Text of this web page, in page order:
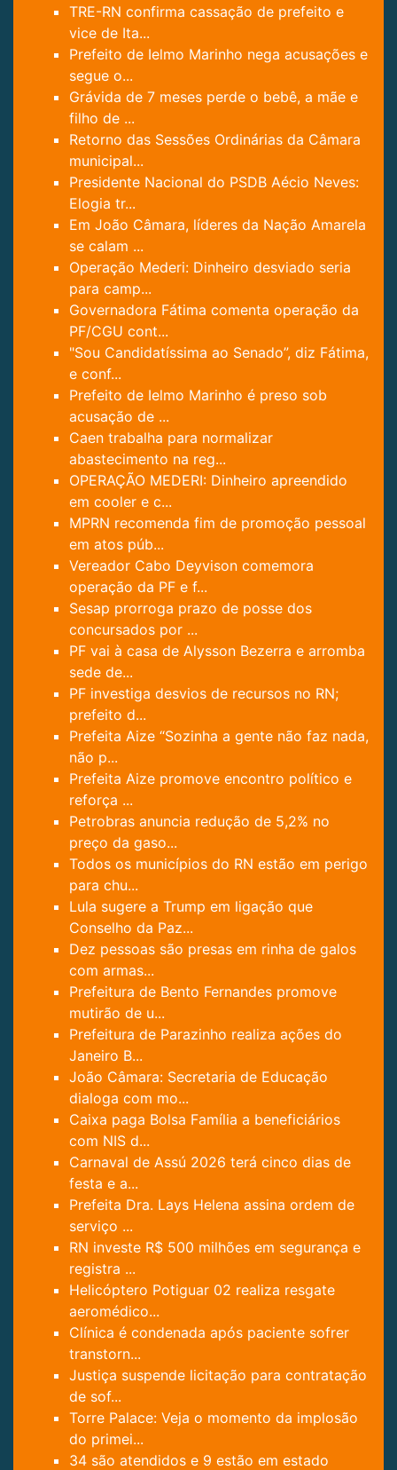
TRE-RN confirma cassação de prefeito e
vice de Ita...
Prefeito de Ielmo Marinho nega acusações e
segue o...
Grávida de 7 meses perde o bebê, a mãe e
filho de ...
Retorno das Sessões Ordinárias da Câmara
municipal...
Presidente Nacional do PSDB Aécio Neves:
Elogia tr...
Em João Câmara, líderes da Nação Amarela
se calam ...
Operação Mederi: Dinheiro desviado seria
para camp...
Governadora Fátima comenta operação da
PF/CGU cont...
"Sou Candidatíssima ao Senado”, diz Fátima,
e conf...
Prefeito de Ielmo Marinho é preso sob
acusação de ...
Caen trabalha para normalizar
abastecimento na reg...
OPERAÇÃO MEDERI: Dinheiro apreendido
em cooler e c...
MPRN recomenda fim de promoção pessoal
em atos púb...
Vereador Cabo Deyvison comemora
operação da PF e f...
Sesap prorroga prazo de posse dos
concursados por ...
PF vai à casa de Alysson Bezerra e arromba
sede de...
PF investiga desvios de recursos no RN;
prefeito d...
Prefeita Aize “Sozinha a gente não faz nada,
não p...
Prefeita Aize promove encontro político e
reforça ...
Petrobras anuncia redução de 5,2% no
preço da gaso...
Todos os municípios do RN estão em perigo
para chu...
Lula sugere a Trump em ligação que
Conselho da Paz...
Dez pessoas são presas em rinha de galos
com armas...
Prefeitura de Bento Fernandes promove
mutirão de u...
Prefeitura de Parazinho realiza ações do
Janeiro B...
João Câmara: Secretaria de Educação
dialoga com mo...
Caixa paga Bolsa Família a beneficiários
com NIS d...
Carnaval de Assú 2026 terá cinco dias de
festa e a...
Prefeita Dra. Lays Helena assina ordem de
serviço ...
RN investe R$ 500 milhões em segurança e
registra ...
Helicóptero Potiguar 02 realiza resgate
aeromédico...
Clínica é condenada após paciente sofrer
transtorn...
Justiça suspende licitação para contratação
de sof...
Torre Palace: Veja o momento da implosão
do primei...
34 são atendidos e 9 estão em estado